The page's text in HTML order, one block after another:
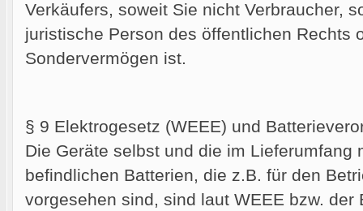
Verkäufers, soweit Sie nicht Verbraucher,
juristische Person des öffentlichen Rechts
Sondervermögen ist.
§ 9 Elektrogesetz (WEEE) und
Die Geräte selbst und die im Lieferumfang
befindlichen Batterien, die z.B. für den
vorgesehen sind, sind laut WEEE bzw. der